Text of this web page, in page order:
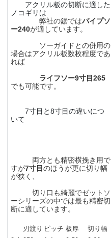
アクリル板の切断に適した
ノコギリは
弊社の鋸ではパイプソ
ー240が適しています。
ソーガイドとの併用の
場合はアクリル板数枚程度であ
れば
ライフソー9寸目265
でも可能です。
7寸目と8寸目の違いにつ
いて
両方とも精密横挽き用で
すが7寸目のほうが更に切り幅
が狭く、
切り口も綺麗でゼットソ
ーシリーズの中では最も精密切
断に適しています。
刃渡り ピッチ 板厚
切り幅